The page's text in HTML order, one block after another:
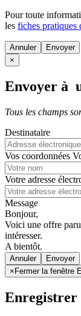
Pour toute
les fiches pratiques
Annuler
×
Envoyer à
Tous les champs
Destinataire
Vos coordonnées
Votre adresse
Message
Bonjour,
Voici une offre
intéresser.
A bientôt.
Annuler
× Fermer la fenêtre
Enregistrer